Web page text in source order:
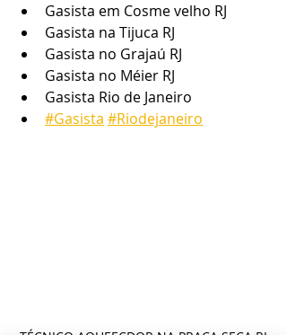
Gasista em Cosme velho RJ
Gasista na Tijuca RJ
Gasista no Grajaú RJ
Gasista no Méier RJ
Gasista Rio de Janeiro
#Gasista #Riodejaneiro